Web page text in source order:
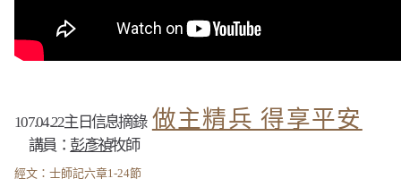
107.04.22主日信息摘錄 做主精兵 得享平安
講員： 彭彥禎牧師
經文：士師記六章1-24節